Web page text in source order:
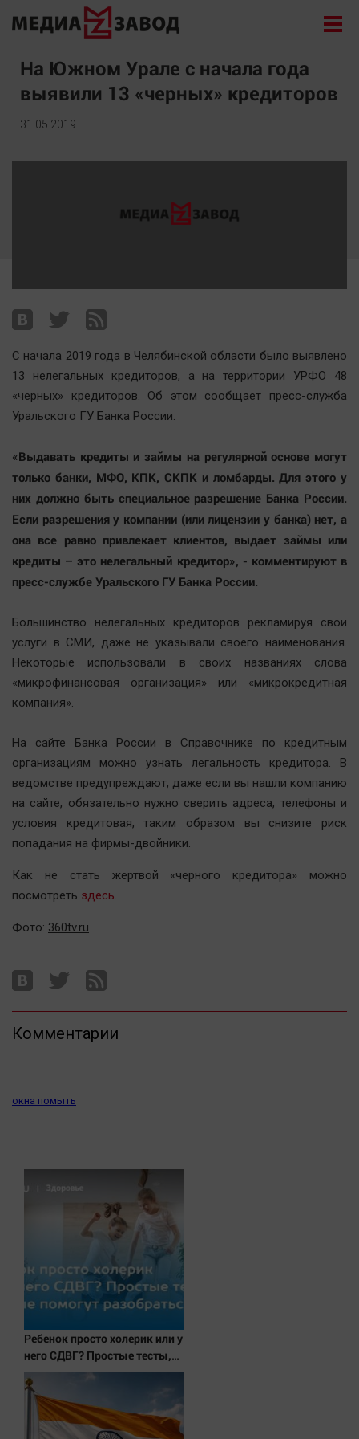
Новости
Экономика
Происшествия
Поиск
Наша победа
Общество
Политика
Происшествия
Здоровье
Культура
Курилка
Мнения
Отраслевые темы
Hедвижимость
Образование
Банки
Медиаграмотность
Медицина
Новости компаний
Прогулки по городу Ч
Челябинск космический
Другие рубрики
Bookworms
English version
Дети
ЖКХ
Качество жизни
Конкурс
Народная журналистика
На Южном Урале с начала года
выявили 13 «черных» кредиторов
31.05.2019
С начала 2019 года в Челябинской области было выявлено
13 нелегальных кредиторов, а на территории УРФО 48
«черных» кредиторов. Об этом сообщает пресс-служба
Уральского ГУ Банка России.
«Выдавать кредиты и займы на регулярной основе могут
только банки, МФО, КПК, СКПК и ломбарды. Для этого у
них должно быть специальное разрешение Банка России.
Если разрешения у компании (или лицензии у банка) нет, а
она все равно привлекает клиентов, выдает займы или
кредиты – это нелегальный кредитор», - комментируют в
пресс-службе Уральского ГУ Банка России.
Большинство нелегальных кредиторов рекламируя свои
услуги в СМИ, даже не указывали своего наименования.
Некоторые использовали в своих названиях слова
«микрофинансовая организация» или «микрокредитная
компания».
На сайте Банка России в Справочнике по кредитным
организациям можно узнать легальность кредитора. В
ведомстве предупреждают, даже если вы нашли компанию
на сайте, обязательно нужно сверить адреса, телефоны и
условия кредитовая, таким образом вы снизите риск
попадания на фирмы-двойники.
Как не стать жертвой «черного кредитора» можно
посмотреть здесь.
Фото: 360tv.ru
Комментарии
окна помыть
Ребенок просто холерик или у
него СДВГ? Простые тесты,
которые помогут
разобраться